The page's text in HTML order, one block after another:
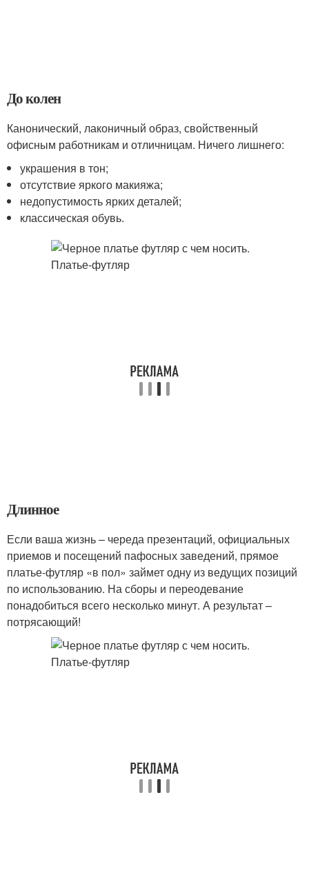
До колен
Канонический, лаконичный образ, свойственный
офисным работникам и отличницам. Ничего лишнего:
украшения в тон;
отсутствие яркого макияжа;
недопустимость ярких деталей;
классическая обувь.
Длинное
Если ваша жизнь – череда презентаций, официальных
приемов и посещений пафосных заведений, прямое
платье-футляр «в пол» займет одну из ведущих позиций
по использованию. На сборы и переодевание
понадобиться всего несколько минут. А результат –
потрясающий!